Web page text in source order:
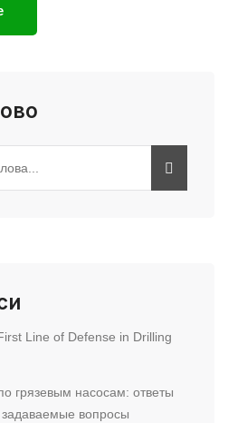
Line of Defense in Drilling
грязевым насосам: ответы
вопросы